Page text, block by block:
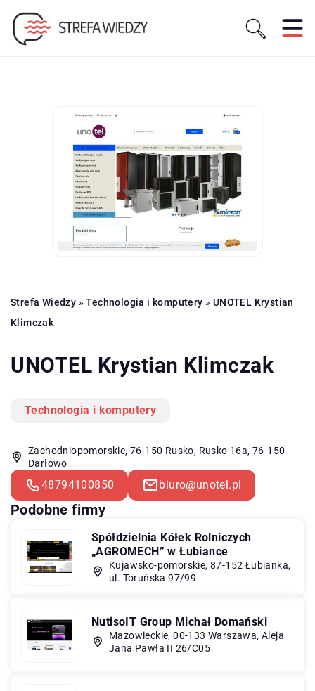
Strefa Wiedzy »Technologia i komputery » UNOTEL Krystian
Klimczak
UNOTEL Krystian Klimczak
Technologia i komputery
Zachodniopomorskie, 76-150 Rusko, Rusko 16a, 76-150
Darłowo
48794100850 biuro@unotel.pl
Podobne firmy
Spółdzielnia Kółek Rolniczych
„AGROMECH” w Łubiance
Kujawsko-pomorskie, 87-152 Łubianka,
ul. Toruńska 97/99
NutisoIT Group Michał Domański
Mazowieckie, 00-133 Warszawa, Aleja
Jana Pawła II 26/C05